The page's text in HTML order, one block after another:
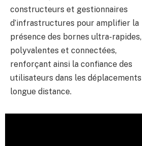
constructeurs et gestionnaires
d’infrastructures pour amplifier la
présence des bornes ultra-rapides,
polyvalentes et connectées,
renforçant ainsi la confiance des
utilisateurs dans les déplacements
longue distance.